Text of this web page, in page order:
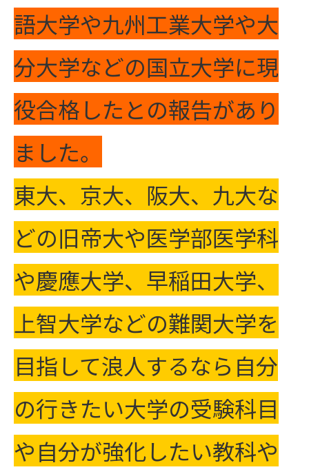
語大学や九州工業大学や大
分大学などの国立大学に現
役合格したとの報告があり
ました。
東大、京大、阪大、九大な
どの旧帝大や医学部医学科
や慶應大学、早稲田大学、
上智大学などの難関大学を
目指して浪人するなら自分
の行きたい大学の受験科目
や自分が強化したい教科や